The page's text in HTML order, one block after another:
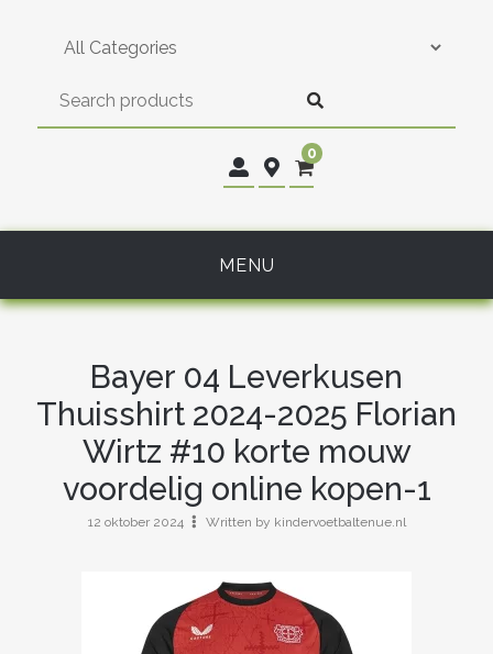
0
MENU
Bayer 04 Leverkusen
Thuisshirt 2024-2025 Florian
Wirtz #10 korte mouw
voordelig online kopen-1
12 oktober 2024 Written by kindervoetbaltenue.nl